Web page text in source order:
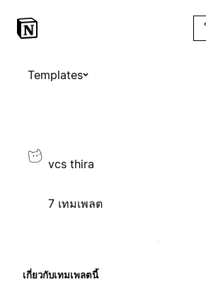
Templates
vcs thira
7 เทมเพลต
เกี่ยวกับเทมเพลตนี้